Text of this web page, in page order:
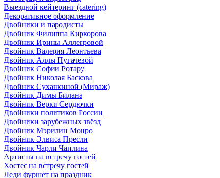
Выездной кейтеринг (catering)
Декоративное оформление
Двойники и пародисты
Двойник Филиппа Киркорова
Двойник Ирины Аллегровой
Двойник Валерия Леонтьева
Двойник Аллы Пугачевой
Двойник Софии Ротару
Двойник Николая Баскова
Двойник Суханкиной (Мираж)
Двойник Димы Билана
Двойник Верки Сердючки
Двойники политиков России
Двойники зарубежных звёзд
Двойник Мэрилин Монро
Двойник Элвиса Пресли
Двойник Чарли Чаплина
Артисты на встречу гостей
Хостес на встречу гостей
Леди фуршет на праздник